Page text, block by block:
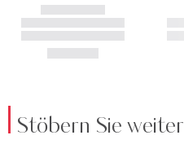
Stöbern Sie weiter